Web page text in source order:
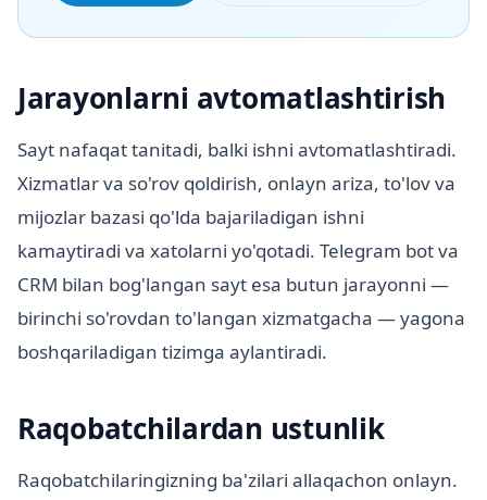
Jarayonlarni avtomatlashtirish
Sayt nafaqat tanitadi, balki ishni avtomatlashtiradi.
Xizmatlar va so'rov qoldirish, onlayn ariza, to'lov va
mijozlar bazasi qo'lda bajariladigan ishni
kamaytiradi va xatolarni yo'qotadi. Telegram bot va
CRM bilan bog'langan sayt esa butun jarayonni —
birinchi so'rovdan to'langan xizmatgacha — yagona
boshqariladigan tizimga aylantiradi.
Raqobatchilardan ustunlik
Raqobatchilaringizning ba'zilari allaqachon onlayn.